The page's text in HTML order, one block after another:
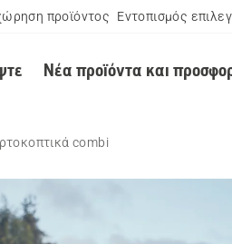
προϊόντος Εντοπισμός
Νέα προϊόντα και
combi